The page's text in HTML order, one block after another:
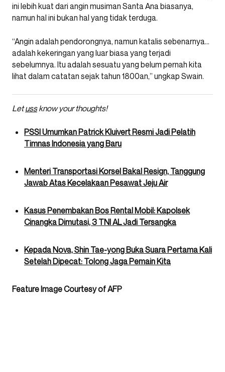
ini lebih kuat dari angin musiman Santa Ana biasanya,
namun hal ini bukan hal yang tidak terduga.
“Angin adalah pendorongnya, namun katalis sebenarnya…
adalah kekeringan yang luar biasa yang terjadi
sebelumnya. Itu adalah sesuatu yang belum pernah kita
lihat dalam catatan sejak tahun 1800an,” ungkap Swain.
Letussknow your thoughts!
PSSI Umumkan Patrick Kluivert Resmi Jadi Pelatih
Timnas Indonesia yang Baru
Menteri Transportasi Korsel Bakal Resign, Tanggung
Jawab Atas Kecelakaan Pesawat Jeju Air
Kasus Penembakan Bos Rental Mobil: Kapolsek
Cinangka Dimutasi, 3 TNI AL Jadi Tersangka
Kepada Nova, Shin Tae-yong Buka Suara Pertama Kali
Setelah Dipecat: Tolong Jaga Pemain Kita
Feature Image Courtesy of AFP